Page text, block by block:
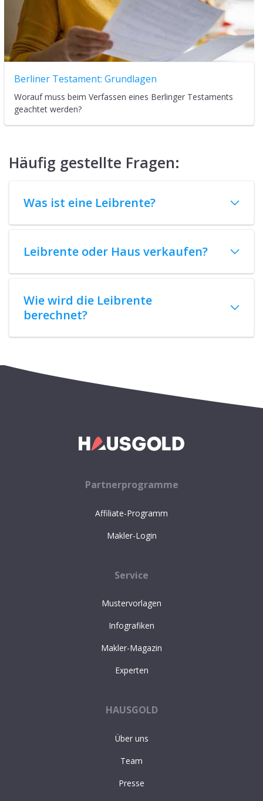
Berliner Testament: Grundlagen
Worauf muss beim Verfassen eines Berlinger Testaments
geachtet werden?
Häufig gestellte Fragen:
Was ist eine Leibrente?
Leibrente oder Haus verkaufen?
Wie wird die Leibrente
berechnet?
Partnerprogramme
Affiliate-Programm
Makler-Login
Service
Mustervorlagen
Infografiken
Makler-Magazin
Experten
HAUSGOLD
Über uns
Team
Presse